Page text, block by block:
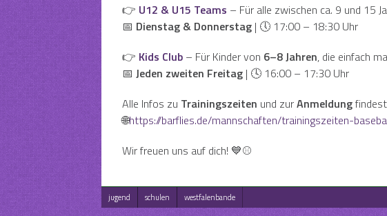
👉 U12 & U15 Teams – Für alle zwischen ca. 9 und 15
📅 Dienstag & Donnerstag | 🕔 17:00 – 18:30 Uhr
👉 Kids Club – Für Kinder von 6–8 Jahren, die einfach
📅 Jeden zweiten Freitag | 🕓 16:00 – 17:30 Uhr
Alle Infos zu Trainingszeiten und zurAnmeldung
🌐https://barflies.de/mannschaften/trainingszeiten-
Wir freuen uns auf dich! 💙⚾️
jugend schulen westfalenbande